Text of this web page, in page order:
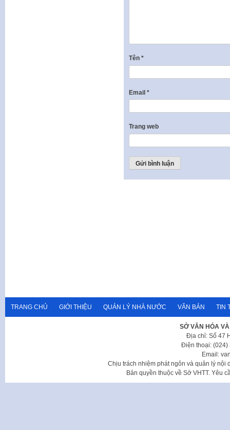
Tên *
Email *
Trang web
TRANG CHỦ GIỚI THIỆU QUẢN LÝ NHÀ NƯỚC VĂN BẢN TIN
SỞ VĂN HÓA
Địa chỉ: Số 47
Điện thoại: (024)
Email:
Chịu trách nhiệm phát ngôn và quản lý nội
Bản quyền thuộc về Sở VHTT. Yêu